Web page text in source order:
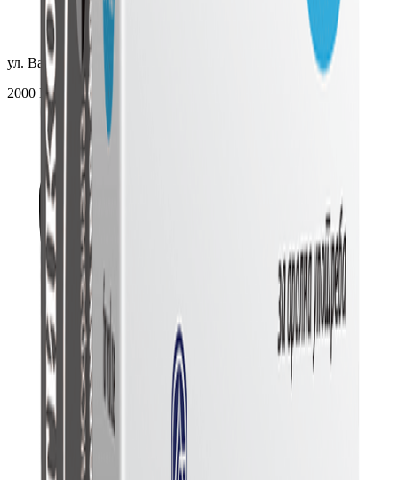
ул. Ванчо Прке, 52Б
2000 Штип, Македонија